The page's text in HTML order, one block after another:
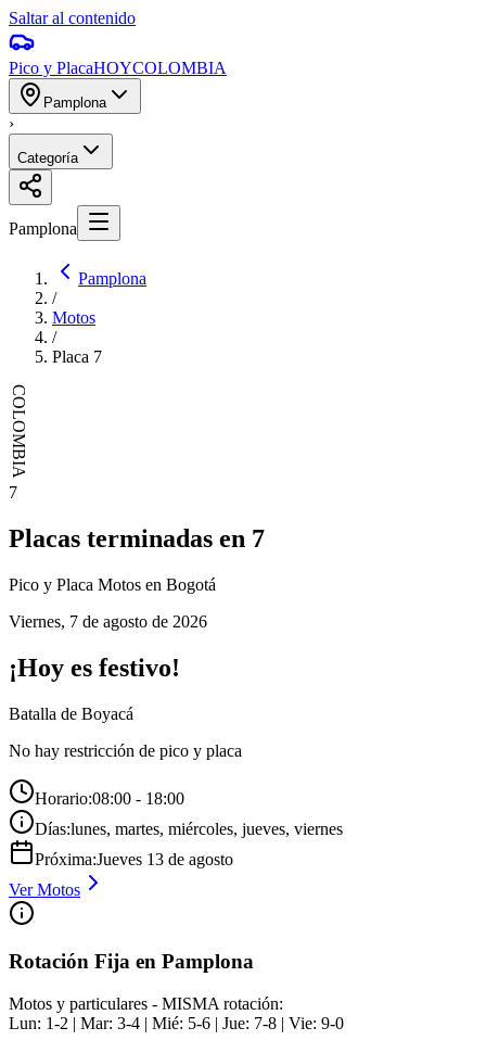
Saltar al contenido
Pico y PlacaHOYCOLOMBIA
Pamplona
›
Categoría
Pamplona
Pamplona
/
Motos
/
Placa 7
COLOMBIA
7
Placas terminadas en 7
Pico y Placa Motos en Bogotá
Viernes, 7 de agosto de 2026
¡Hoy es festivo!
Batalla de Boyacá
No hay restricción de pico y placa
Horario:08:00 - 18:00
Días:lunes, martes, miércoles, jueves, viernes
Próxima:Jueves 13 de agosto
VerMotos
Rotación Fija en Pamplona
Motos y particulares - MISMA rotación:
Lun: 1-2 | Mar: 3-4 | Mié: 5-6 | Jue: 7-8 | Vie: 9-0